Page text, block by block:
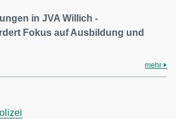
in JVA Willich -
Fokus auf Ausbildung und
mehr